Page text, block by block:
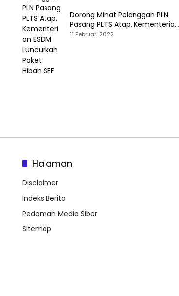
Dorong Minat Pelanggan PLN
Pasang PLTS Atap, Kementerian
ESDM Luncurkan Paket Hibah SEF
11 Februari 2022
Halaman
Disclaimer
Indeks Berita
Pedoman Media Siber
Sitemap